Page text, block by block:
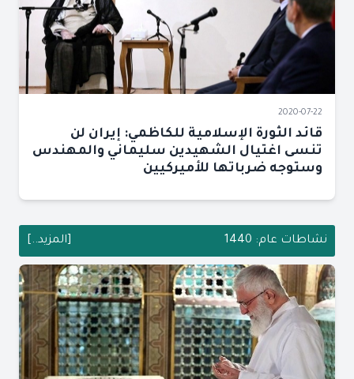
2020-07-22
قائد الثورة الإسلامية للكاظمي: إيران لن
تنسى اغتيال الشهيدين سليماني والمهندس
وستوجه ضرباتها للأميركيين
نشاطات عام: 1440 [المزيد..]